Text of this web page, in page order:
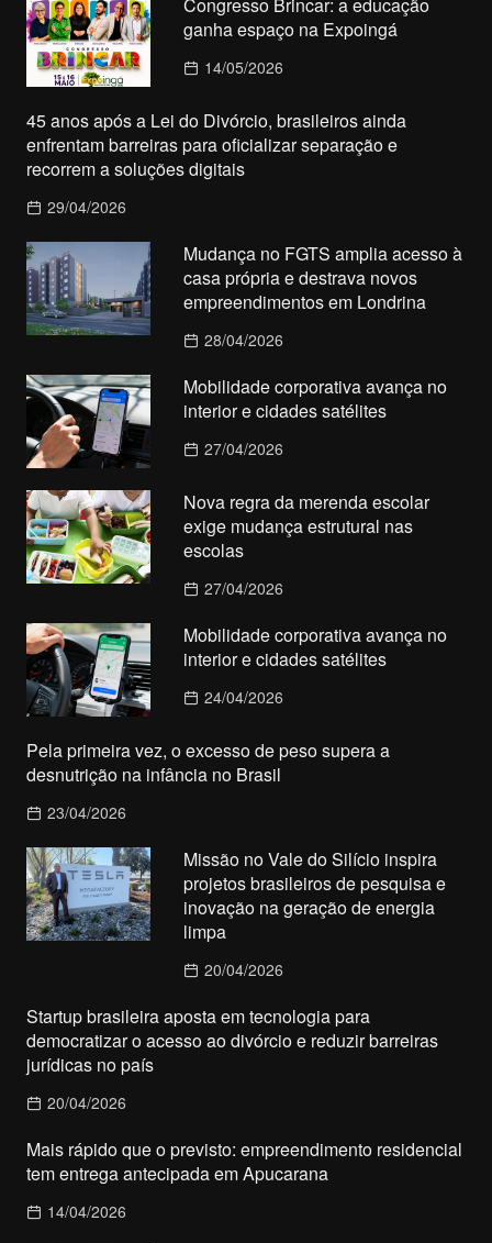
ganha espaço na Expoingá
14/05/2026
45 anos após a Lei do Divórcio, brasileiros ainda
enfrentam barreiras para oficializar separação e
recorrem a soluções digitais
29/04/2026
Mudança no FGTS amplia acesso à
casa própria e destrava novos
empreendimentos em Londrina
28/04/2026
Mobilidade corporativa avança no
interior e cidades satélites
27/04/2026
Nova regra da merenda escolar
exige mudança estrutural nas
escolas
27/04/2026
Mobilidade corporativa avança no
interior e cidades satélites
24/04/2026
Pela primeira vez, o excesso de peso supera a
desnutrição na infância no Brasil
23/04/2026
Missão no Vale do Silício inspira
projetos brasileiros de pesquisa e
inovação na geração de energia
limpa
20/04/2026
Startup brasileira aposta em tecnologia para
democratizar o acesso ao divórcio e reduzir barreiras
jurídicas no país
20/04/2026
Mais rápido que o previsto: empreendimento residencial
tem entrega antecipada em Apucarana
14/04/2026